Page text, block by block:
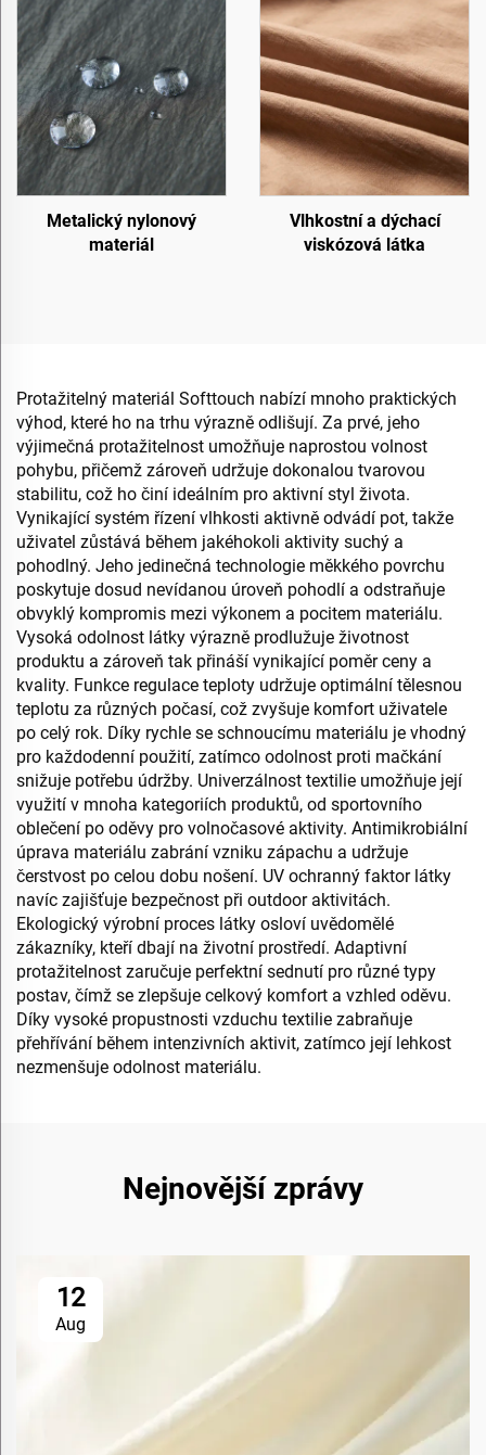
Metalický nylonový
materiál
Vlhkostní a dýchací
viskózová látka
Protažitelný materiál Softtouch nabízí mnoho praktických
výhod, které ho na trhu výrazně odlišují. Za prvé, jeho
výjimečná protažitelnost umožňuje naprostou volnost
pohybu, přičemž zároveň udržuje dokonalou tvarovou
stabilitu, což ho činí ideálním pro aktivní styl života.
Vynikající systém řízení vlhkosti aktivně odvádí pot, takže
uživatel zůstává během jakéhokoli aktivity suchý a
pohodlný. Jeho jedinečná technologie měkkého povrchu
poskytuje dosud nevídanou úroveň pohodlí a odstraňuje
obvyklý kompromis mezi výkonem a pocitem materiálu.
Vysoká odolnost látky výrazně prodlužuje životnost
produktu a zároveň tak přináší vynikající poměr ceny a
kvality. Funkce regulace teploty udržuje optimální tělesnou
teplotu za různých počasí, což zvyšuje komfort uživatele
po celý rok. Díky rychle se schnoucímu materiálu je vhodný
pro každodenní použití, zatímco odolnost proti mačkání
snižuje potřebu údržby. Univerzálnost textilie umožňuje její
využití v mnoha kategoriích produktů, od sportovního
oblečení po oděvy pro volnočasové aktivity. Antimikrobiální
úprava materiálu zabrání vzniku zápachu a udržuje
čerstvost po celou dobu nošení. UV ochranný faktor látky
navíc zajišťuje bezpečnost při outdoor aktivitách.
Ekologický výrobní proces látky osloví uvědomělé
zákazníky, kteří dbají na životní prostředí. Adaptivní
protažitelnost zaručuje perfektní sednutí pro různé typy
postav, čímž se zlepšuje celkový komfort a vzhled oděvu.
Díky vysoké propustnosti vzduchu textilie zabraňuje
přehřívání během intenzivních aktivit, zatímco její lehkost
nezmenšuje odolnost materiálu.
Nejnovější zprávy
12
Aug